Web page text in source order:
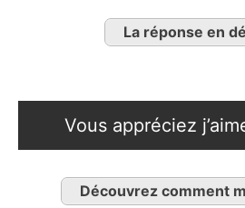
La réponse en
Vous appréciez
Découvrez comment